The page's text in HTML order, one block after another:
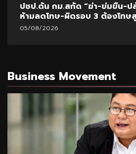
ปชป.ดัน กม.สกัด “ฆ่า-ข่มขืน-ป
ห้ามลดโทษ-ผิดรอบ 3 ต้องโทษ
05/08/2026
Business Movement